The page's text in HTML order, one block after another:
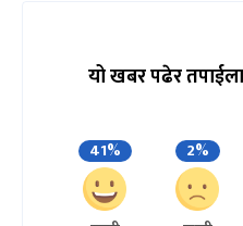
यो खबर पढेर
41% 2%